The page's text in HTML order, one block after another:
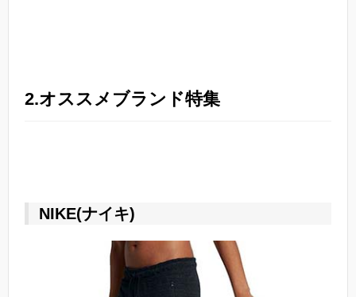
2.オススメブランド特集
NIKE(ナイキ)